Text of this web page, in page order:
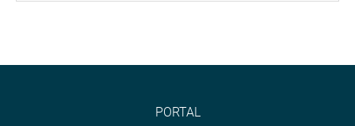
PORTAL